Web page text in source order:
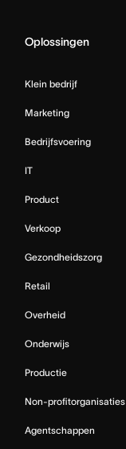
Oplossingen
Klein bedrijf
Marketing
Bedrijfsvoering
IT
Product
Verkoop
Gezondheidszorg
Retail
Overheid
Onderwijs
Productie
Non-profitorganisaties
Agentschappen